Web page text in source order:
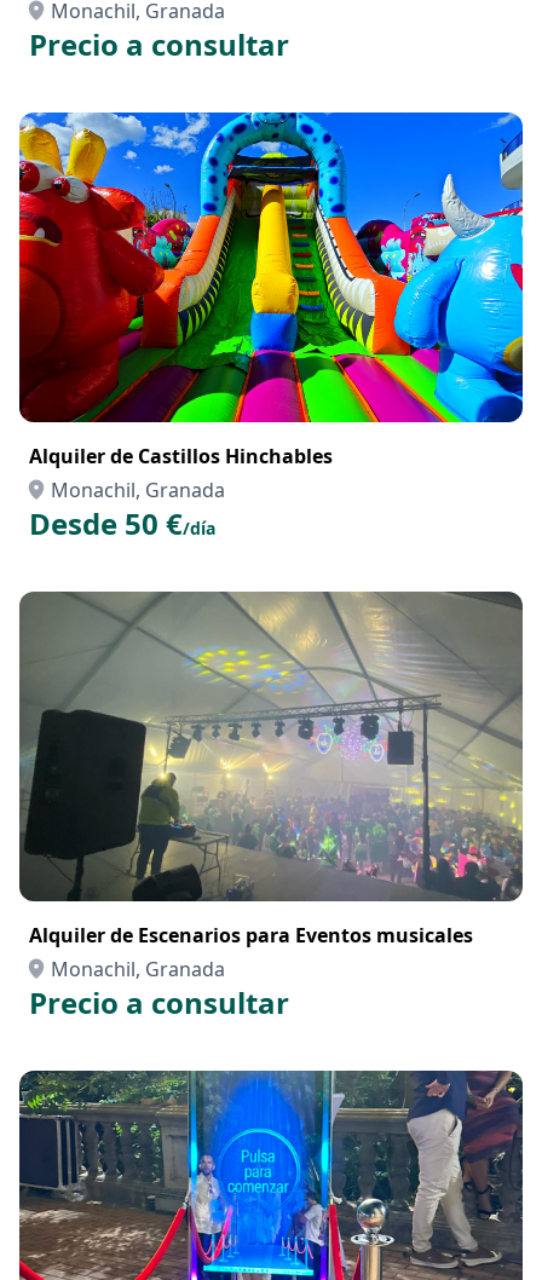
Monachil, Granada
Precio a consultar
Alquiler de Castillos Hinchables
Monachil, Granada
Desde 50 €/día
Alquiler de Escenarios para Eventos musicales
Monachil, Granada
Precio a consultar